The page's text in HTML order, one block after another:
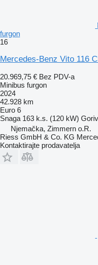
furgon
16
Mercedes-Benz Vito 116
20.969,75 € Bez PDV-a
Minibus furgon
2024
42.928 km
Euro 6
Snaga 163 k.s. (120 kW)
Njemačka, Zimmern o.R.
Riess GmbH & Co. KG
Kontaktirajte prodavatelja